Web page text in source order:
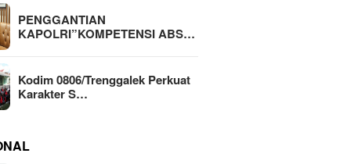
PENGGANTIAN
KAPOLRI”KOMPETENSI ABS…
Kodim 0806/Trenggalek Perkuat
Karakter S…